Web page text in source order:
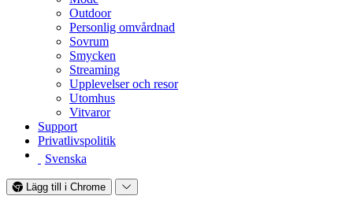
Outdoor
Personlig omvårdnad
Sovrum
Smycken
Streaming
Upplevelser och resor
Utomhus
Vitvaror
Support
Privatlivspolitik
Svenska
Lägg till i Chrome